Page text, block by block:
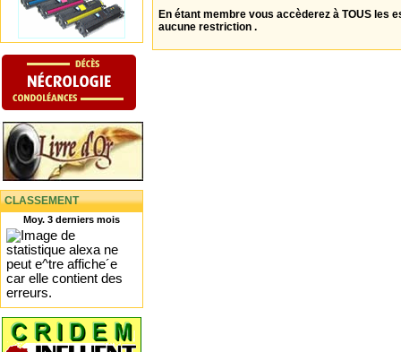
CLASSEMENT
Moy. 3 derniers mois
En étant membre vous accèderez à TOUS les
aucune restriction .